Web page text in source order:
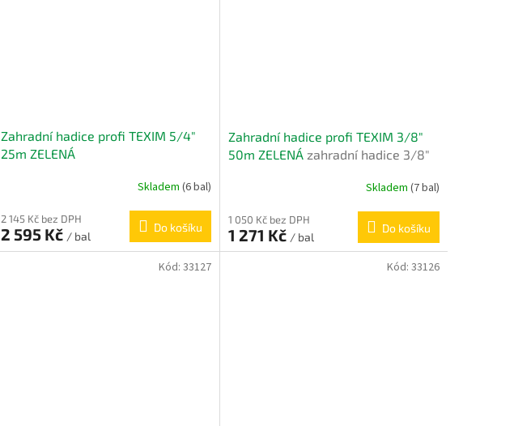
Zahradní hadice profi TEXIM 5/4"
25m ZELENÁ
Skladem (6 bal)
2 145 Kč bez DPH
2 595 Kč / bal
Do košíku
Zahradní hadice profi TEXIM 3/8"
50m ZELENÁ zahradní hadice 3/8"
Skladem (7 bal)
1 050 Kč bez DPH
1 271 Kč / bal
Do košíku
Kód: 33127 Kód: 33126